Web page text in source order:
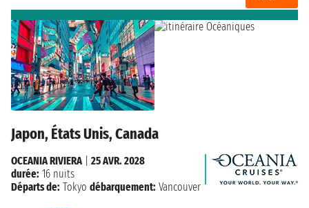
Japon, États Unis, Canada
OCEANIA RIVIERA
25 AVR. 2028
durée: 16 nuits
Départs de: Tokyo débarquement: Vancouver